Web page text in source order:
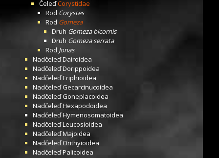
ČeleďCorystidae
Rod Corystes
Rod Gomeza
Druh Gomeza bicornis
Druh Gomeza serrata
Rod Jonas
NadčeleďDairoidea
NadčeleďDorippoidea
NadčeleďEriphioidea
NadčeleďGecarcinucoidea
NadčeleďGoneplacoidea
NadčeleďHexapodoidea
NadčeleďHymenosomatoidea
NadčeleďLeucosioidea
NadčeleďMajoidea
NadčeleďOrithyioidea
NadčeleďPalicoidea